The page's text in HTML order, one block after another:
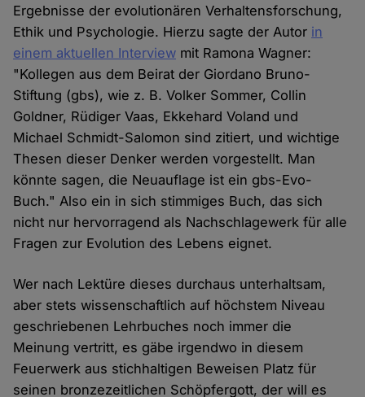
Ergebnisse der evolutionären Verhaltensforschung,
Ethik und Psychologie. Hierzu sagte der Autor in
einem aktuellen Interview mit Ramona Wagner:
"Kollegen aus dem Beirat der Giordano Bruno-
Stiftung (gbs), wie z. B. Volker Sommer, Collin
Goldner, Rüdiger Vaas, Ekkehard Voland und
Michael Schmidt-Salomon sind zitiert, und wichtige
Thesen dieser Denker werden vorgestellt. Man
könnte sagen, die Neuauflage ist ein gbs-Evo-
Buch." Also ein in sich stimmiges Buch, das sich
nicht nur hervorragend als Nachschlagewerk für alle
Fragen zur Evolution des Lebens eignet.
Wer nach Lektüre dieses durchaus unterhaltsam,
aber stets wissenschaftlich auf höchstem Niveau
geschriebenen Lehrbuches noch immer die
Meinung vertritt, es gäbe irgendwo in diesem
Feuerwerk aus stichhaltigen Beweisen Platz für
seinen bronzezeitlichen Schöpfergott, der will es